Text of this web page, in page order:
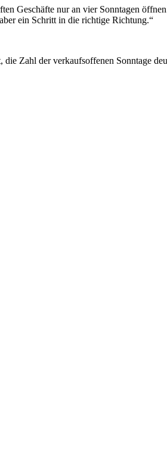
Geschäfte nur an vier Sonntagen
ein Schritt in die richtige Richtung.“
Zahl der verkaufsoffenen Sonntage